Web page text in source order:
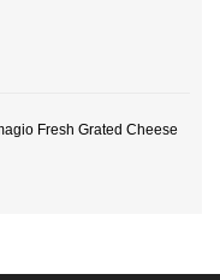
Fresh Grated Cheese